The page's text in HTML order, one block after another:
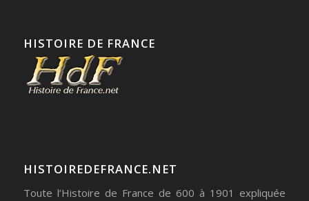
HISTOIRE DE FRANCE
HISTOIREDEFRANCE.NET
Toute l’Histoire de France de 600 à 1901 expliquée